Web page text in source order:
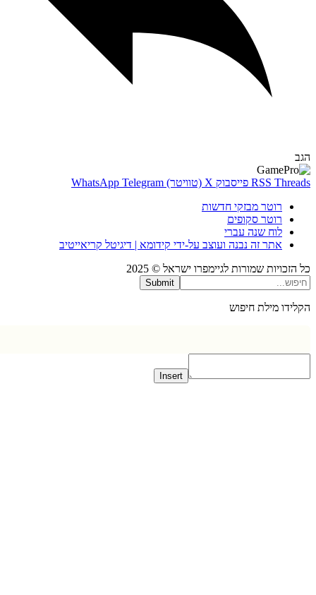
RSS פייסבוק X (טוויטר) WhatsApp Telegram
רוטר מבזקי חדשות
רוטר סקופים
לוח שנה עברי
אתר זה נבנה ועוצב על-ידי קידומא | דיגיטל קריאייטיב
שמורות לגיימפרו ישראל © 2025
Submit
מילת חיפוש
Insert